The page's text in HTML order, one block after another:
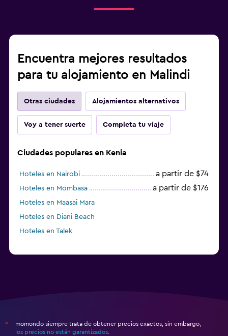
Encuentra mejores resultados
para tu alojamiento en Malindi
Otras ciudades Alojamientos alternativos
Voy a tener suerte Completa tu viaje
Ciudades populares en Kenia
Hoteles en Nairobi a partir de $74
Hoteles en Mombasa a partir de $176
Hoteles en Maasai Mara
Hoteles en Diani Beach
Hoteles en Talek
*
momondo siempre trata de obtener precios exactos, sin embargo,
los precios no están garantizados